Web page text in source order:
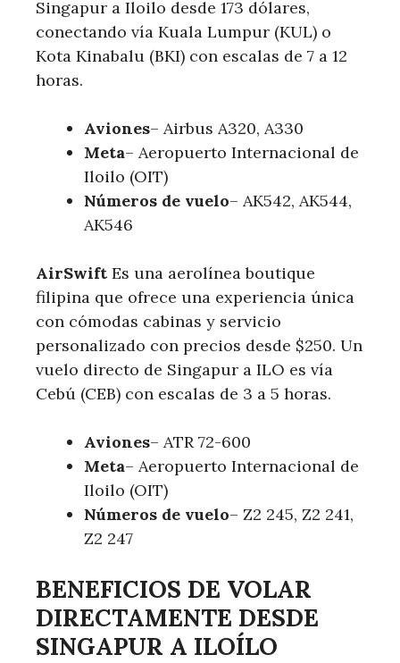
Singapur a Iloilo desde 173 dólares,
conectando vía Kuala Lumpur (KUL) o
Kota Kinabalu (BKI) con escalas de 7 a 12
horas.
Aviones– Airbus A320, A330
Meta– Aeropuerto Internacional de
Iloilo (OIT)
Números de vuelo– AK542, AK544,
AK546
AirSwift Es una aerolínea boutique
filipina que ofrece una experiencia única
con cómodas cabinas y servicio
personalizado con precios desde $250. Un
vuelo directo de Singapur a ILO es vía
Cebú (CEB) con escalas de 3 a 5 horas.
Aviones– ATR 72-600
Meta– Aeropuerto Internacional de
Iloilo (OIT)
Números de vuelo– Z2 245, Z2 241,
Z2 247
BENEFICIOS DE VOLAR
DIRECTAMENTE DESDE
SINGAPUR A ILOÍLO